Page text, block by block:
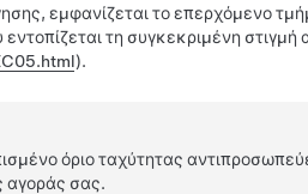
εμφανίζεται το επερχόμενο
τη συγκεκριμένη
).
όριο ταχύτητας
αγοράς σας.